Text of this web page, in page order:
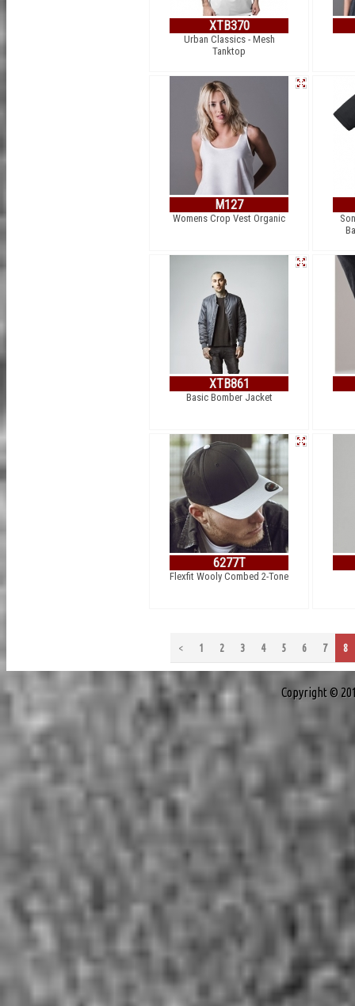
XTB370
Urban Classics - Mesh
Tanktop
M127
Womens Crop Vest Organic
XTB861
Basic Bomber Jacket
6277T
Flexfit Wooly Combed 2-Tone
< 1 2 3 4 5 6 7 8
Copyright ©